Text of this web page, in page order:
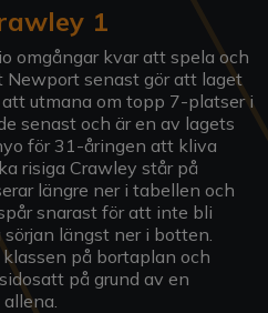
1
omgångar kvar att spela och
Newport senast gör att laget
utmana om topp 7-platser i
senast och är en av lagets
för 31-åringen att kliva
risiga Crawley står på
längre ner i tabellen och
snarast för att inte bli
längst ner i botten.
på bortaplan och
på grund av en